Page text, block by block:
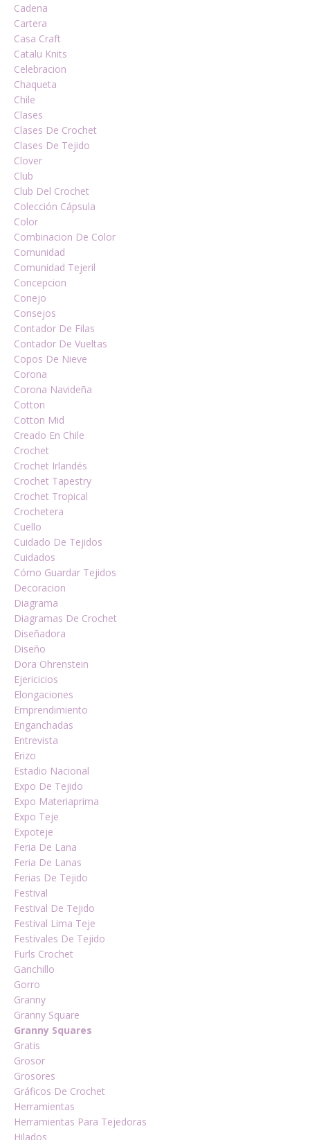
Cadena
Cartera
Casa Craft
Catalu Knits
Celebracion
Chaqueta
Chile
Clases
Clases De Crochet
Clases De Tejido
Clover
Club
Club Del Crochet
Colección Cápsula
Color
Combinacion De Color
Comunidad
Comunidad Tejeril
Concepcion
Conejo
Consejos
Contador De Filas
Contador De Vueltas
Copos De Nieve
Corona
Corona Navideña
Cotton
Cotton Mid
Creado En Chile
Crochet
Crochet Irlandés
Crochet Tapestry
Crochet Tropical
Crochetera
Cuello
Cuidado De Tejidos
Cuidados
Cómo Guardar Tejidos
Decoracion
Diagrama
Diagramas De Crochet
Diseñadora
Diseño
Dora Ohrenstein
Ejericicios
Elongaciones
Emprendimiento
Enganchadas
Entrevista
Erizo
Estadio Nacional
Expo De Tejido
Expo Materiaprima
Expo Teje
Expoteje
Feria De Lana
Feria De Lanas
Ferias De Tejido
Festival
Festival De Tejido
Festival Lima Teje
Festivales De Tejido
Furls Crochet
Ganchillo
Gorro
Granny
Granny Square
Granny Squares
Gratis
Grosor
Grosores
Gráficos De Crochet
Herramientas
Herramientas Para Tejedoras
Hilados